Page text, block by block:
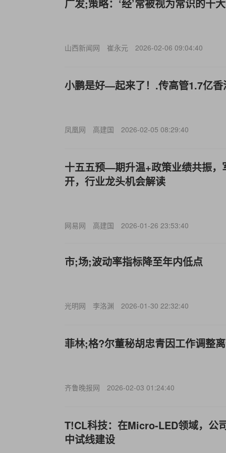
广发;策略：‘经’常被视为常识的十
山西新闻网 崔永元 2026-02-06 09:04:40
小鹏是好—起来了！.传高管1.7亿香
凤凰网 高建国 2026-02-05 08:29:40
十五五预—期升温+政策业绩共振，
开，行业龙头机会解读
网易网 高建国 2026-01-26 23:53:40
市;场;波动率指标降至年内低点
光明网 李洛渊 2026-01-30 22:32:40
菲林;格?尔董秘胡忠青因工作调整
齐鲁晚报网 2026-02-03 01:24:40
T!CL科技：在Micro-LED领域，公
中试线建设